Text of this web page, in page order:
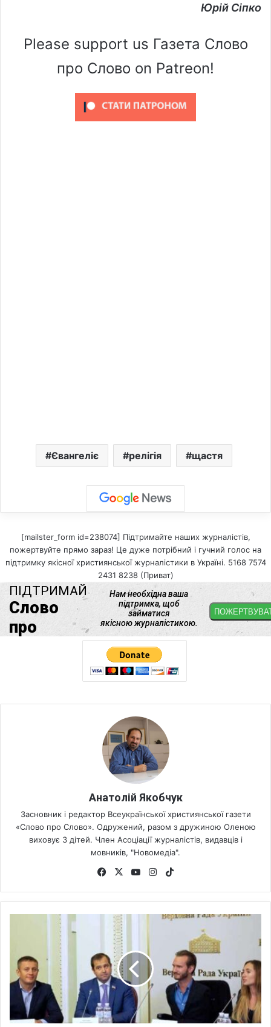
Юрій Сіпко
Please support us Газета Слово
про Слово on Patreon!
Євангеліє релігія щастя
[mailster_form id=238074] Підтримайте наших журналістів,
пожертвуйте прямо зараз! Це дуже потрібний і гучний голос на
підтримку якісної християнської журналістики в Україні. 5168 7574
2431 8238 (Приват)
Анатолій Якобчук
Засновник і редактор Всеукраїнської християнської газети
«Слово про Слово». Одружений, разом з дружиною Оленою
виховує 3 дітей. Член Асоціації журналістів, видавців і
мовників, "Новомедіа".
Fa
bo
ok
X
Yo
ub
e
Ins
ra
m
k
й
ч